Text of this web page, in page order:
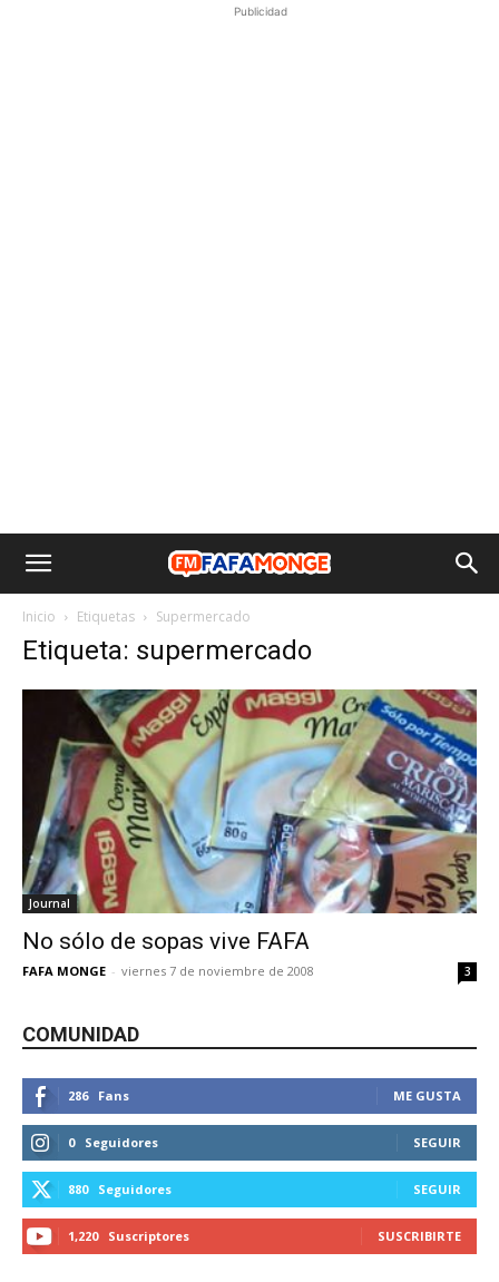
Publicidad
Inicio Etiquetas Supermercado
Etiqueta: supermercado
Journal
No sólo de sopas vive FAFA
FAFA MONGE - viernes 7 de noviembre de 2008 3
COMUNIDAD
286 Fans ME GUSTA
0 Seguidores SEGUIR
880 Seguidores SEGUIR
1,220 Suscriptores SUSCRIBIRTE